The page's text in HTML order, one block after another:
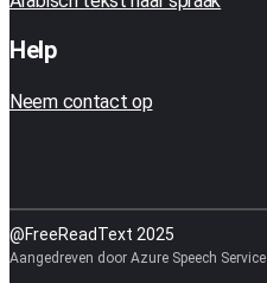
Help
Neem contact op
@FreeReadText 2025
Aangedreven door Azure Speech Service